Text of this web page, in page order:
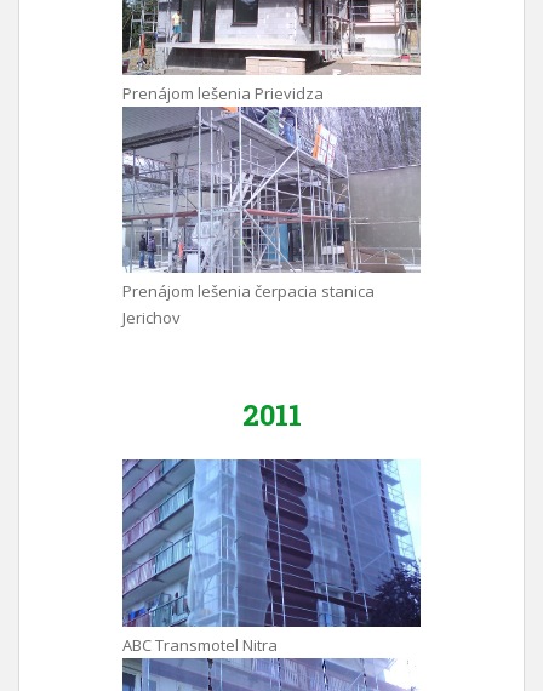
Prenájom lešenia Prievidza
Prenájom lešenia čerpacia stanica
Jerichov
2011
ABC Transmotel Nitra